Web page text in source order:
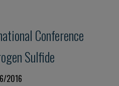
Conference
Sulfide
2016